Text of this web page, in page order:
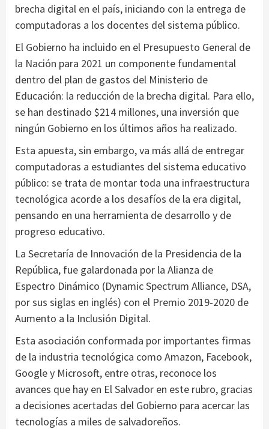
brecha digital en el país, iniciando con la entrega de
computadoras a los docentes del sistema público.
El Gobierno ha incluido en el Presupuesto General de
la Nación para 2021 un componente fundamental
dentro del plan de gastos del Ministerio de
Educación: la reducción de la brecha digital. Para ello,
se han destinado $214 millones, una inversión que
ningún Gobierno en los últimos años ha realizado.
Esta apuesta, sin embargo, va más allá de entregar
computadoras a estudiantes del sistema educativo
público: se trata de montar toda una infraestructura
tecnológica acorde a los desafíos de la era digital,
pensando en una herramienta de desarrollo y de
progreso educativo.
La Secretaría de Innovación de la Presidencia de la
República, fue galardonada por la Alianza de
Espectro Dinámico (Dynamic Spectrum Alliance, DSA,
por sus siglas en inglés) con el Premio 2019-2020 de
Aumento a la Inclusión Digital.
Esta asociación conformada por importantes firmas
de la industria tecnológica como Amazon, Facebook,
Google y Microsoft, entre otras, reconoce los
avances que hay en El Salvador en este rubro, gracias
a decisiones acertadas del Gobierno para acercar las
tecnologías a miles de salvadoreños.